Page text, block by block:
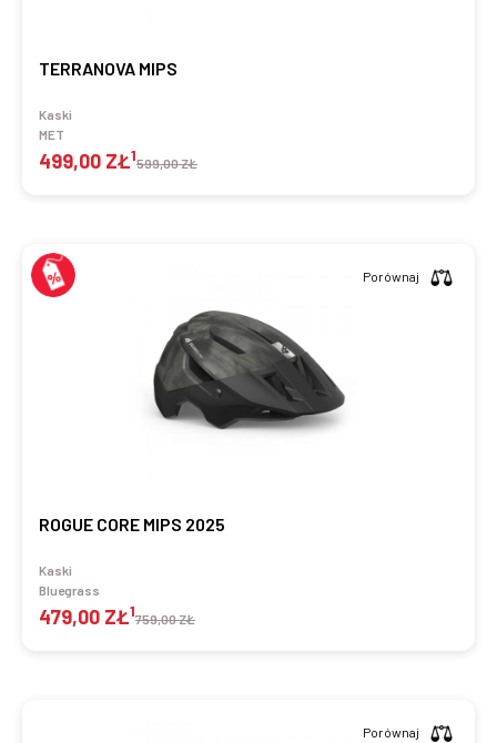
TERRANOVA MIPS
Kaski
MET
499,00 ZŁ1599,00 ZŁ
ROGUE CORE MIPS 2025
Kaski
Bluegrass
479,00 ZŁ1759,00 ZŁ
Porównaj
Porównaj